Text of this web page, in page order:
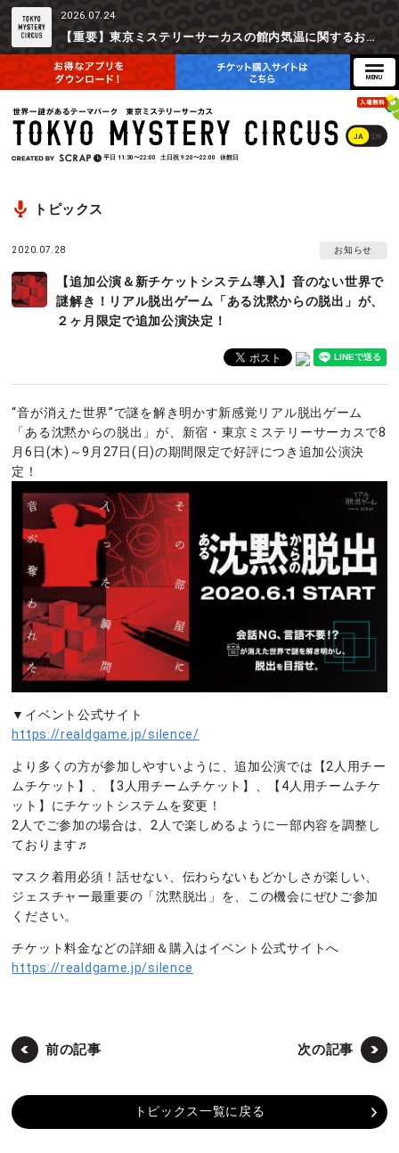
2026.07.24
【重要】東京ミステリーサーカスの館内気温に関するお詫びとご参加辞退時の返金対応について
JA EN
平日 11:30〜22:00 土日祝 9:20〜22:00 休館日
トピックス
2020.07.28 お知らせ
【追加公演＆新チケットシステム導入】音のない世界で
謎解き！リアル脱出ゲーム「ある沈黙からの脱出」が、
２ヶ月限定で追加公演決定！
“音が消えた世界”で謎を解き明かす新感覚リアル脱出ゲーム
「ある沈黙からの脱出」が、新宿・東京ミステリーサーカスで8
月6日(木)～9月27日(日)の期間限定で好評につき追加公演決
定！
▼イベント公式サイト
https://realdgame.jp/silence/
より多くの方が参加しやすいように、追加公演では【2人用チー
ムチケット】、【3人用チームチケット】、【4人用チームチケ
ット】にチケットシステムを変更！
2人でご参加の場合は、2人で楽しめるように一部内容を調整し
ております♬
マスク着用必須！話せない、伝わらないもどかしさが楽しい、
ジェスチャー最重要の「沈黙脱出」を、この機会にぜひご参加
ください。
チケット料金などの詳細＆購入はイベント公式サイトへ
https://realdgame.jp/silence
前の記事 次の記事
トピックス一覧に戻る